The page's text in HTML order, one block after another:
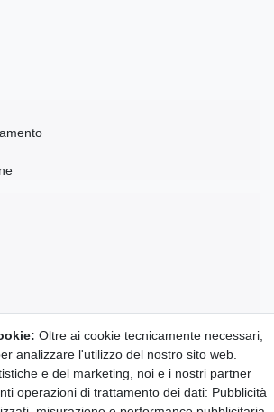
Montessori e sull'educazione
Oltre ai cookie tecnicamente necessari,
analizzare l'utilizzo del nostro sito web.
e del marketing, noi e i nostri partner
operazioni di trattamento dei dati: Pubblicità